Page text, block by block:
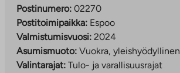
Postinumero: 02270
Postitoimipaikka: Espoo
Valmistumisvuosi: 2024
Asumismuoto: Vuokra, yleishyödyllinen
Valintarajat: Tulo- ja varallisuusrajat